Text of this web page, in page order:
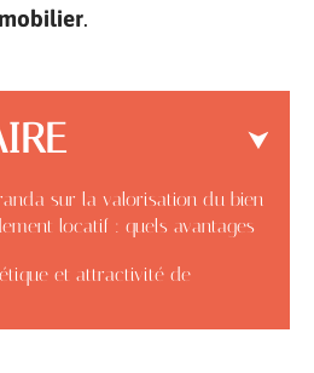
.
sur la valorisation du bien
locatif : quels avantages
et attractivité de